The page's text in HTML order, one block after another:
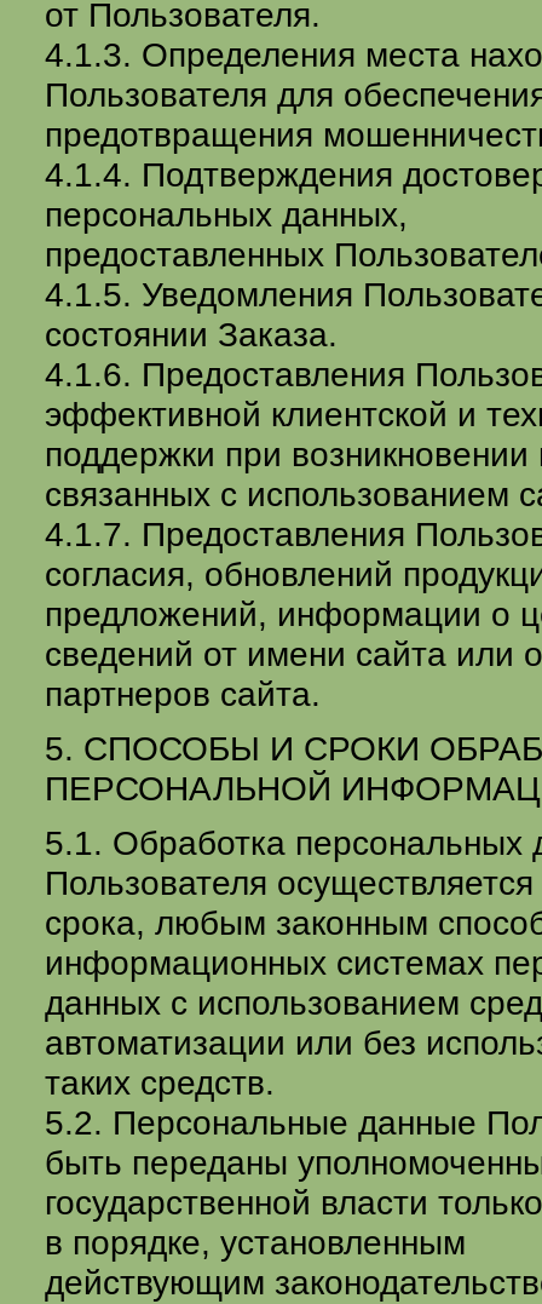
от Пользователя.
4.1.3. Определения места
Пользователя для
предотвращения
4.1.4. Подтверждения
персональных данных,
предоставленных
4.1.5. Уведомления
состоянии Заказа.
4.1.6. Предоставления
эффективной клиентской и
поддержки при
связанных с использованием
4.1.7. Предоставления
согласия, обновлений
предложений, информации о
сведений от имени сайта или
партнеров сайта.
5. СПОСОБЫ И СРОКИ
ПЕРСОНАЛЬНОЙ
5.1. Обработка персональных
Пользователя
срока, любым законным
информационных системах
данных с использованием
автоматизации или без
таких средств.
5.2. Персональные данные
быть переданы
государственной власти
в порядке, установленным
действующим